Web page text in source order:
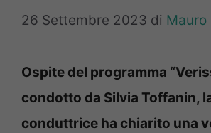
26 Settembre 2023 di Mauro
Ospite del programma
condotto da Silvia Toffanin,
conduttrice ha chiarito una